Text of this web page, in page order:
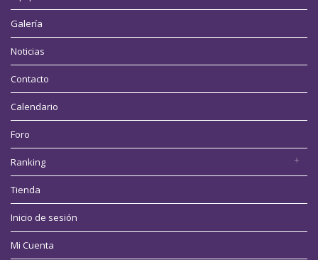
Galería
Noticias
Contacto
Calendario
Foro
Ranking
Tienda
Inicio de sesión
Mi Cuenta